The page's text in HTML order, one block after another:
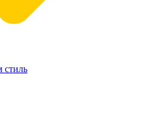
стиль